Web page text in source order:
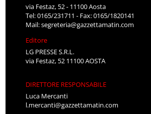
via Festaz, 52 - 11100 Aosta
Tel: 0165/231711 - Fax: 0165/1820141
Mail:segreteria@gazzettamatin.com
Editore
LG PRESSE S.R.L.
via Festaz, 52 11100 AOSTA
DIRETTORE RESPONSABILE
Luca Mercanti
l.mercanti@gazzettamatin.com